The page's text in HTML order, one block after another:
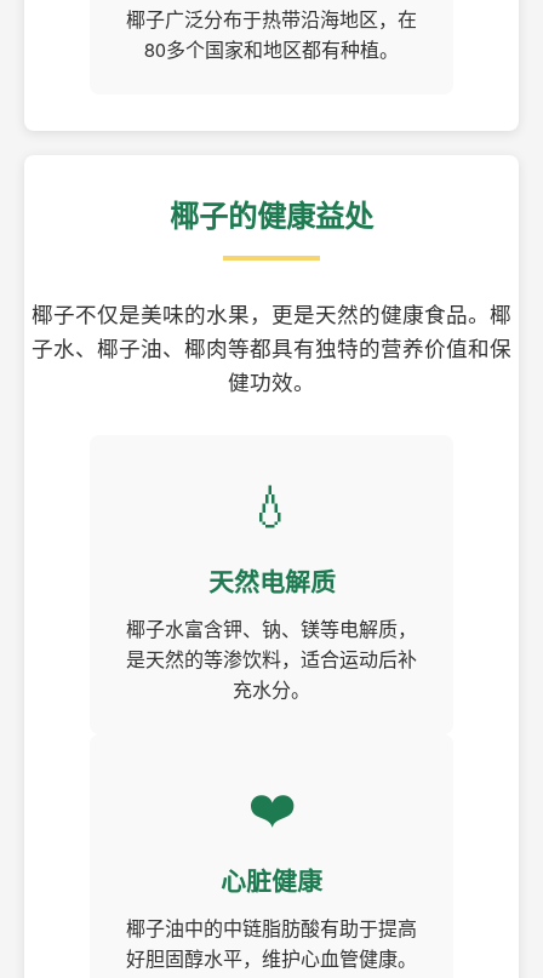
椰子广泛分布于热带沿海地区，在
80多个国家和地区都有种植。
椰子的健康益处
椰子不仅是美味的水果，更是天然的健康食品。椰
子水、椰子油、椰肉等都具有独特的营养价值和保
健功效。
💧
天然电解质
椰子水富含钾、钠、镁等电解质，
是天然的等渗饮料，适合运动后补
充水分。
❤️
心脏健康
椰子油中的中链脂肪酸有助于提高
好胆固醇水平，维护心血管健康。